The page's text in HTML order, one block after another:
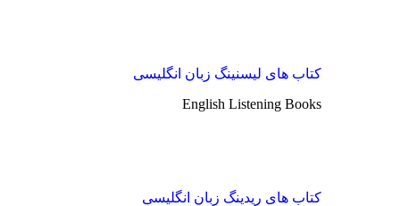
کتاب های لیسنینگ زبان انگلیسی
English Listening Books
کتاب های ریدینگ زبان انگلیسی